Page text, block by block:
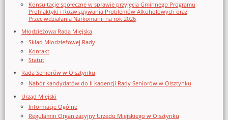
Konsultacje społeczne w sprawie przyjęcia Gminnego Programu
Profilaktyki i Rozwiązywania Problemów Alkoholowych oraz
Przeciwdziałania Narkomanii na rok 2026
Młodzieżowa Rada Miejska
Skład Młodzieżowej Rady
Kontakt
Statut
Rada Seniorów w Olsztynku
Nabór kandydatów do II kadencji Rady Seniorów w Olsztynku
Urząd Miejski
Informacje Ogólne
Regulamin Organizacyjny Urzedu Miejskiego w Olsztynku